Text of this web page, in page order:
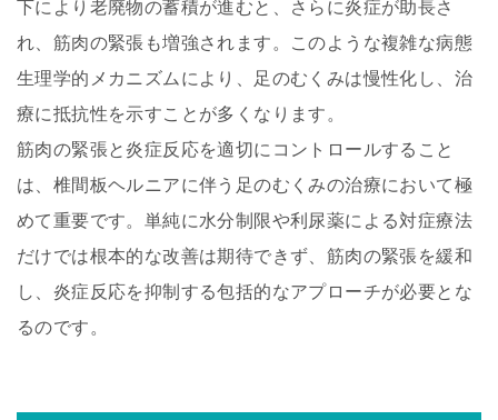
下により老廃物の蓄積が進むと、さらに炎症が助長さ
れ、筋肉の緊張も増強されます。このような複雑な病態
生理学的メカニズムにより、足のむくみは慢性化し、治
療に抵抗性を示すことが多くなります。
筋肉の緊張と炎症反応を適切にコントロールすること
は、椎間板ヘルニアに伴う足のむくみの治療において極
めて重要です。単純に水分制限や利尿薬による対症療法
だけでは根本的な改善は期待できず、筋肉の緊張を緩和
し、炎症反応を抑制する包括的なアプローチが必要とな
るのです。